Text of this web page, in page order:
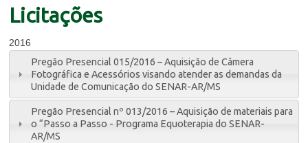
Licitações
2016
Pregão Presencial 015/2016 – Aquisição de Câmera
Fotográfica e Acessórios visando atender as demandas da
Unidade de Comunicação do SENAR-AR/MS
Pregão Presencial nº 013/2016 – Aquisição de materiais para
o “Passo a Passo - Programa Equoterapia do SENAR-
AR/MS